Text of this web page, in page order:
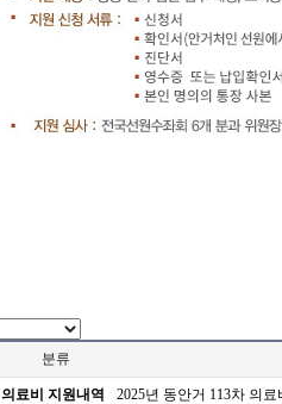
분류
의료비 지원내역 2025년 동안거 113차 의